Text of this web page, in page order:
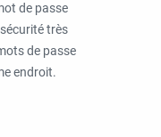
de passe
très
de passe
endroit.